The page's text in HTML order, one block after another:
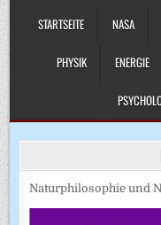
STARTSEITE
NASA
PHYSIK ENERGIE
Naturphilosophie und